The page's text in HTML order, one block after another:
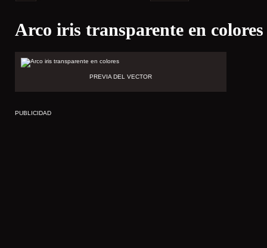
Arco iris transparente en colores
PREVIA DEL VECTOR
PUBLICIDAD